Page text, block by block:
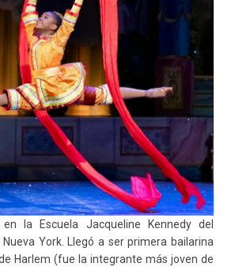
la Escuela Jacqueline Kennedy del
York. Llegó a ser primera bailarina
Harlem (fue la integrante más joven de